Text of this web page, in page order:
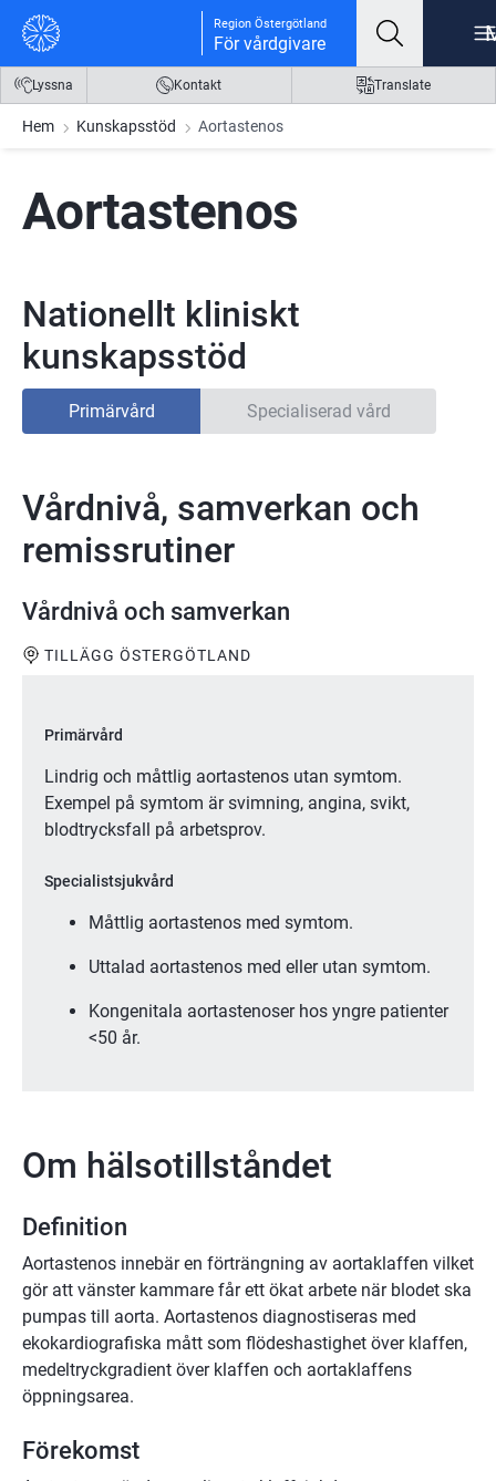
Gå till innehåll
Gå till meny
Gå till sidfot Region Östergötland
För vårdgivare
Lyssna Kontakt Translate
Hem Kunskapsstöd Aortastenos
Aortastenos
Nationellt kliniskt
kunskapsstöd
Primärvård Specialiserad vård
Vårdnivå, samverkan och
remissrutiner
Vårdnivå och samverkan
TILLÄGG ÖSTERGÖTLAND
Primärvård
Lindrig och måttlig aortastenos utan symtom.
Exempel på symtom är svimning, angina, svikt,
blodtrycksfall på arbetsprov.
Specialistsjukvård
Måttlig aortastenos med symtom.
Uttalad aortastenos med eller utan symtom.
Kongenitala aortastenoser hos yngre patienter
<50 år.
Om hälsotillståndet
Definition
Aortastenos innebär en förträngning av aortaklaffen vilket
gör att vänster kammare får ett ökat arbete när blodet ska
pumpas till aorta. Aortastenos diagnostiseras med
ekokardiografiska mått som flödeshastighet över klaffen,
medeltryckgradient över klaffen och aortaklaffens
öppningsarea.
Förekomst